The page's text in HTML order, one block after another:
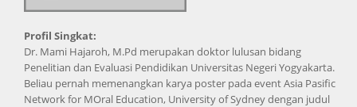
Profil Singkat:
Dr. Mami Hajaroh, M.Pd merupakan doktor lulusan bidang
Penelitian dan Evaluasi Pendidikan Universitas Negeri Yogyakarta.
Beliau pernah memenangkan karya poster pada event Asia Pasific
Network for MOral Education, University of Sydney dengan judul